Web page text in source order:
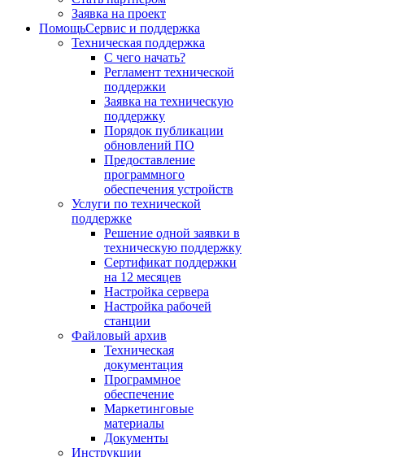
Заявка на проект
ПомощьСервис и поддержка
Техническая поддержка
С чего начать?
Регламент технической
поддержки
Заявка на техническую
поддержку
Порядок публикации
обновлений ПО
Предоставление
программного
обеспечения устройств
Услуги по технической
поддержке
Решение одной заявки в
техническую поддержку
Сертификат поддержки
на 12 месяцев
Настройка сервера
Настройка рабочей
станции
Файловый архив
Техническая
документация
Программное
обеспечение
Маркетинговые
материалы
Документы
Инструкции